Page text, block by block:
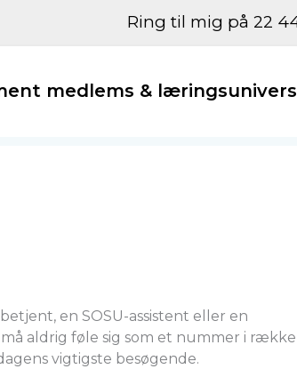
Ring til mig på 22
medlems & læringsunivers
en SOSU-assistent eller en
aldrig føle sig som et nummer i
vigtigste besøgende.